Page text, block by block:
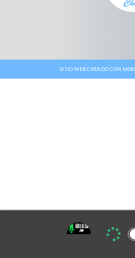
SITIO WEB CREADO CON